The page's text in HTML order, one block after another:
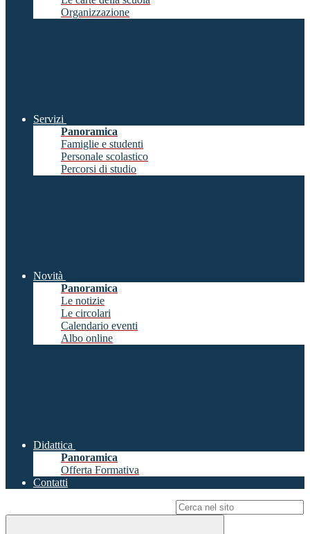
Organizzazione
Servizi
Panoramica
Famiglie e studenti
Personale scolastico
Percorsi di studio
Novità
Panoramica
Le notizie
Le circolari
Calendario eventi
Albo online
Didattica
Panoramica
Offerta Formativa
Contatti